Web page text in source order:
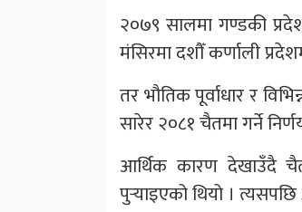
२०७९ सालमा गण्डकी
मंसिरमा दशौँ कर्णाली
तर भौतिक पूर्वाधार र
सारेर २०८१ चैतमा गर्ने
आर्थिक कारण देखाउँदै
पुर्‍याइएको थियो ।